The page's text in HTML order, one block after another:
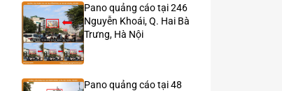
Pano quảng cáo tại 246
Nguyễn Khoái, Q. Hai Bà
Trưng, Hà Nội
Pano quảng cáo tại 48